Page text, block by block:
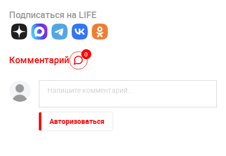
Подписаться на LIFE
Комментарий 0
Авторизоваться